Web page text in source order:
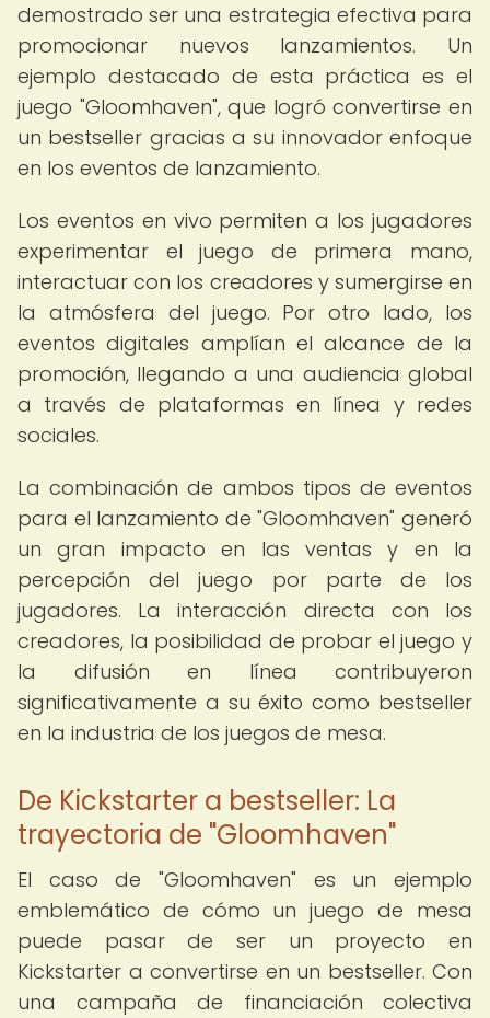
demostrado ser una estrategia efectiva para
promocionar nuevos lanzamientos. Un
ejemplo destacado de esta práctica es el
juego "Gloomhaven", que logró convertirse en
un bestseller gracias a su innovador enfoque
en los eventos de lanzamiento.
Los eventos en vivo permiten a los jugadores
experimentar el juego de primera mano,
interactuar con los creadores y sumergirse en
la atmósfera del juego. Por otro lado, los
eventos digitales amplían el alcance de la
promoción, llegando a una audiencia global
a través de plataformas en línea y redes
sociales.
La combinación de ambos tipos de eventos
para el lanzamiento de "Gloomhaven" generó
un gran impacto en las ventas y en la
percepción del juego por parte de los
jugadores. La interacción directa con los
creadores, la posibilidad de probar el juego y
la difusión en línea contribuyeron
significativamente a su éxito como bestseller
en la industria de los juegos de mesa.
De Kickstarter a bestseller: La
trayectoria de "Gloomhaven"
El caso de "Gloomhaven" es un ejemplo
emblemático de cómo un juego de mesa
puede pasar de ser un proyecto en
Kickstarter a convertirse en un bestseller. Con
una campaña de financiación colectiva